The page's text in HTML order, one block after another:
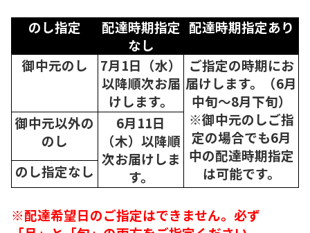
のし指定
配達時期指定
なし
配達時期指定あり
御中元のし
7月1日（水）
以降順次お届
けします。
ご指定の時期にお
届けします。（6月
中旬～8月下旬）
※御中元のしご指
定の場合でも6月
中の配達時期指定
は可能です。
御中元以外の
のし
6月11日
（木）以降順
次お届けしま
す。
のし指定なし
※配達希望日のご指定はできません。必ず